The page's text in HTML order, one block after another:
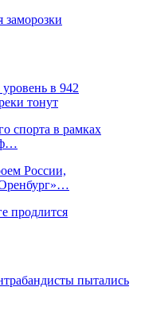
в 942
тонут
спорта в рамках
России,
продлится
пытались